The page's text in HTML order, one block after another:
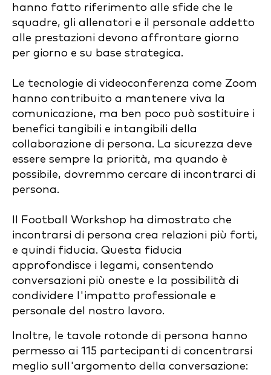
hanno fatto riferimento alle sfide che le
squadre, gli allenatori e il personale addetto
alle prestazioni devono affrontare giorno
per giorno e su base strategica.
Le tecnologie di videoconferenza come Zoom
hanno contribuito a mantenere viva la
comunicazione, ma ben poco può sostituire i
benefici tangibili e intangibili della
collaborazione di persona. La sicurezza deve
essere sempre la priorità, ma quando è
possibile, dovremmo cercare di incontrarci di
persona.
Il Football Workshop ha dimostrato che
incontrarsi di persona crea relazioni più forti,
e quindi fiducia. Questa fiducia
approfondisce i legami, consentendo
conversazioni più oneste e la possibilità di
condividere l'impatto professionale e
personale del nostro lavoro.
Inoltre, le tavole rotonde di persona hanno
permesso ai 115 partecipanti di concentrarsi
meglio sull'argomento della conversazione: